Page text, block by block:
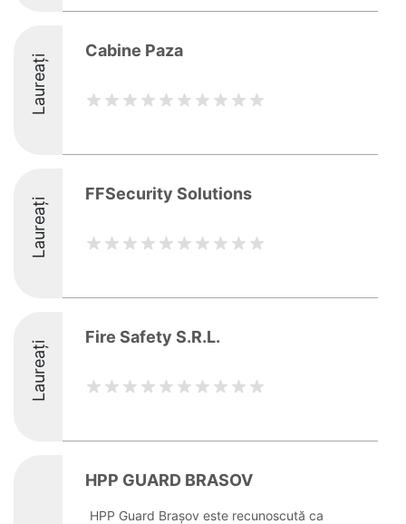
Laureați
Cabine Paza
Laureați
FFSecurity Solutions
Laureați
Fire Safety S.R.L.
HPP GUARD BRASOV
HPP Guard Brașov este recunoscută ca